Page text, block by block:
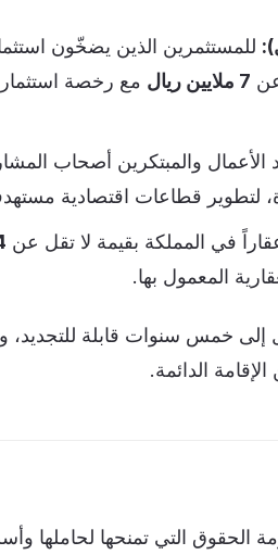
للمستثمرين الذين يضخّون
7 ملايين ريال
مع رخصة
الأعمال والمبتكرين أصحاب
لتطوير قطاعات اقتصادية
في المملكة بقيمة لا تقل عن 4
المعمول بها.
إلى خمس سنوات قابلة للتجديد،
الدائمة.
الحقوق التي تمنحها لحاملها